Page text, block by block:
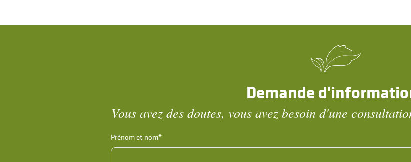
Demande
Vous avez des doutes, vous avez besoin d'une
Prénom et nom*